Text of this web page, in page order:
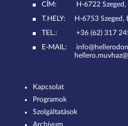
CÍM:
H-6722
T.HELY:
H-6753 Szeged,
TEL.:
+36 (62) 317
E-MAIL:
Kapcsolat
Programok
Szolgáltatások
Archívum